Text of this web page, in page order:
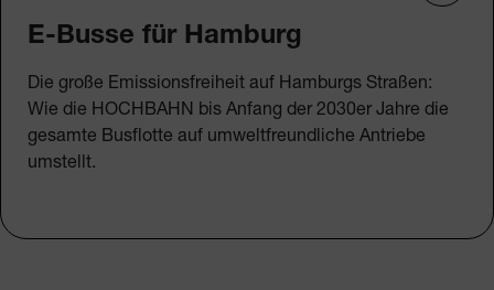
E-Busse für Hamburg
Die große Emissionsfreiheit auf Hamburgs Straßen:
Wie die HOCHBAHN bis Anfang der 2030er Jahre die
gesamte Busflotte auf umweltfreundliche Antriebe
umstellt.